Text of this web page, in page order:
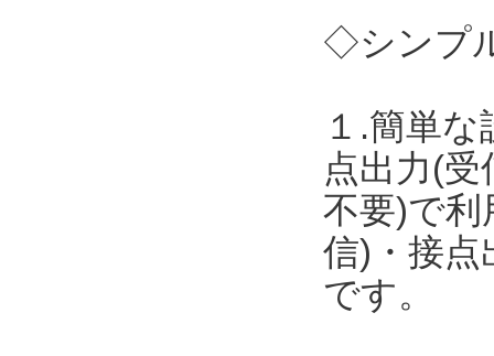
◇シンプ
１.簡単
点出力(
不要)で利
信)・接点
です。